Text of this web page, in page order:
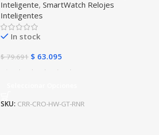
Inteligente, SmartWatch Relojes
Inteligentes
In stock
$79.691 $ 63.095
SKU: CRR-CRO-HW-GT-RNR